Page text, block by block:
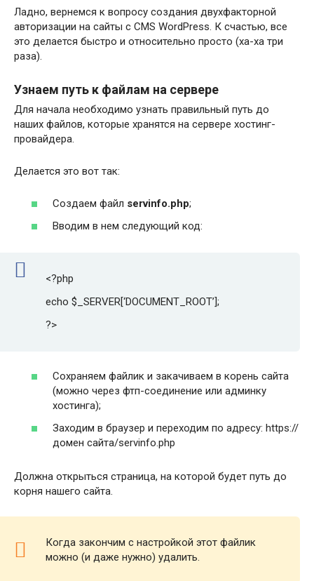
Ладно, вернемся к вопросу создания двухфакторной
авторизации на сайты с CMS WordPress. К счастью, все
это делается быстро и относительно просто (ха-ха три
раза).
Узнаем путь к файлам на сервере
Для начала необходимо узнать правильный путь до
наших файлов, которые хранятся на сервере хостинг-
провайдера.
Делается это вот так:
Создаем файл servinfo.php;
Вводим в нем следующий код:
<?php
echo $_SERVER[‘DOCUMENT_ROOT’];
?>
Сохраняем файлик и закачиваем в корень сайта
(можно через фтп-соединение или админку
хостинга);
Заходим в браузер и переходим по адресу: https://
домен сайта/servinfo.php
Должна открыться страница, на которой будет путь до
корня нашего сайта.
Когда закончим с настройкой этот файлик
можно (и даже нужно) удалить.